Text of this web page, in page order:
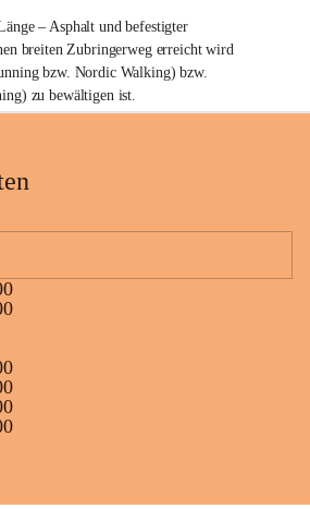
– Asphalt und befestigter
breiten Zubringerweg erreicht wird
bzw. Nordic Walking) bzw.
zu bewältigen ist.
der St. Martins Therme & Lodge
im Seminarraum der St.
Frauenkirchen (vom Parkplatz hinter